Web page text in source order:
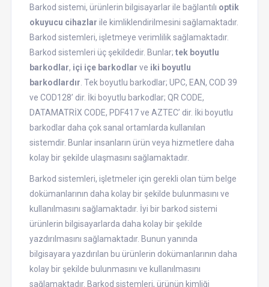
Barkod sistemi, ürünlerin bilgisayarlar ile bağlantılı optik
okuyucu cihazlar ile kimliklendirilmesini sağlamaktadır.
Barkod sistemleri, işletmeye verimlilik sağlamaktadır.
Barkod sistemleri üç şekildedir. Bunlar; tek boyutlu
barkodlar, içi içe barkodlar ve iki boyutlu
barkodlardır . Tek boyutlu barkodlar; UPC, EAN, COD 39
ve COD128’ dir. İki boyutlu barkodlar; QR CODE,
DATAMATRİX CODE, PDF417 ve AZTEC’ dir. İki boyutlu
barkodlar daha çok sanal ortamlarda kullanılan
sistemdir. Bunlar insanların ürün veya hizmetlere daha
kolay bir şekilde ulaşmasını sağlamaktadır.
Barkod sistemleri, işletmeler için gerekli olan tüm belge
dokümanlarının daha kolay bir şekilde bulunmasını ve
kullanılmasını sağlamaktadır. İyi bir barkod sistemi
ürünlerin bilgisayarlarda daha kolay bir şekilde
yazdırılmasını sağlamaktadır. Bunun yanında
bilgisayara yazdırılan bu ürünlerin dokümanlarının daha
kolay bir şekilde bulunmasını ve kullanılmasını
sağlamaktadır. Barkod sistemleri, ürünün kimliği